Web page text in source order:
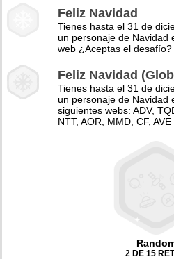
Feliz Navidad
Tienes hasta el 31 de
un personaje de Navidad
web ¿Aceptas el desafío?
Feliz Navidad
Tienes hasta el 31 de
un personaje de Navidad
siguientes webs: ADV,
NTT, AOR, MMD, CF, AVE
2 DE 15